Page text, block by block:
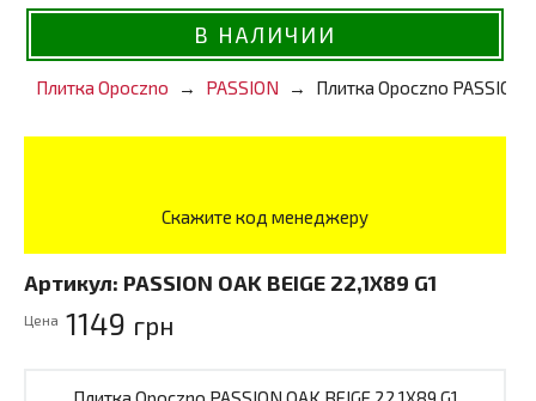
В НАЛИЧИИ
Плитка Opoczno PASSION Плитка Opoczno PASSION
Скажите код менеджеру
Артикул: PASSION OAK BEIGE 22,1X89 G1
Цена 1149 грн